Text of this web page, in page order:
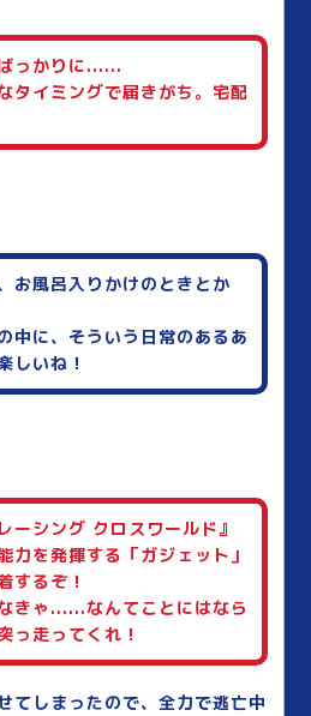
っかりに......
タイミングで届きがち。宅配
お風呂入りかけのときとか
中に、そういう日常のあるあ
しいね！
ーシング クロスワールド』
力を発揮する「ガジェット」
するぞ！
きゃ......なんてことにはなら
っ走ってくれ！
てしまったので、全力で逃亡中